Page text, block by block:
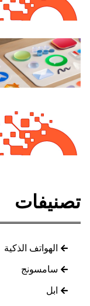
تصنيفات
الهواتف الذكية
سامسونج
ابل